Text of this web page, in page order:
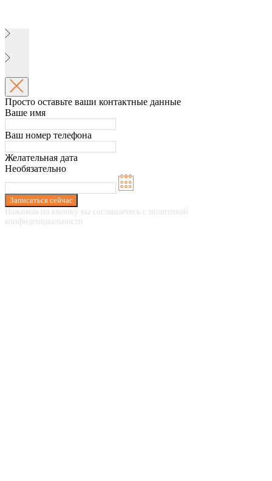
Просто оставьте ваши контактные данные
Ваше имя
Ваш номер телефона
Желательная дата
Необязательно
Записаться сейчас
Нажимая на кнопку вы соглашаетесь с политикой
конфиденциальности